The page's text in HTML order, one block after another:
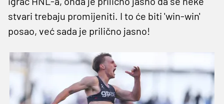
stvari trebaju promijeniti. I to će biti 'win-win'
posao, već sada je prilično jasno!